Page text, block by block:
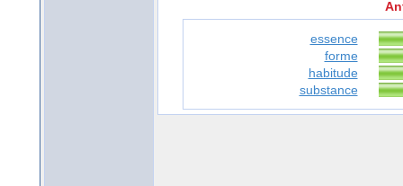
essence
forme
habitude
substance